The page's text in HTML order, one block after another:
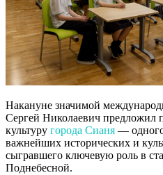
Накануне значимой
Сергей Николаевич предложил
культуру города Сианя —
важнейших исторических и
сыгравшего ключевую роль в
Поднебесной.